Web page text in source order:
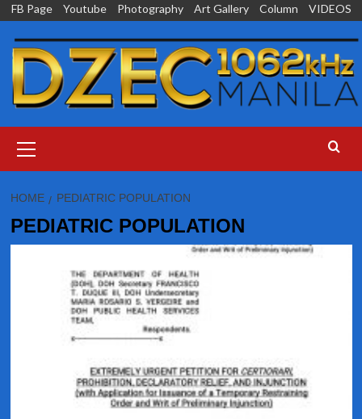
Skip
content
FB Page Youtube Photography Art Gallery Column VIDEOS
Menu
HOME PEDIATRIC POPULATION
PEDIATRIC POPULATION